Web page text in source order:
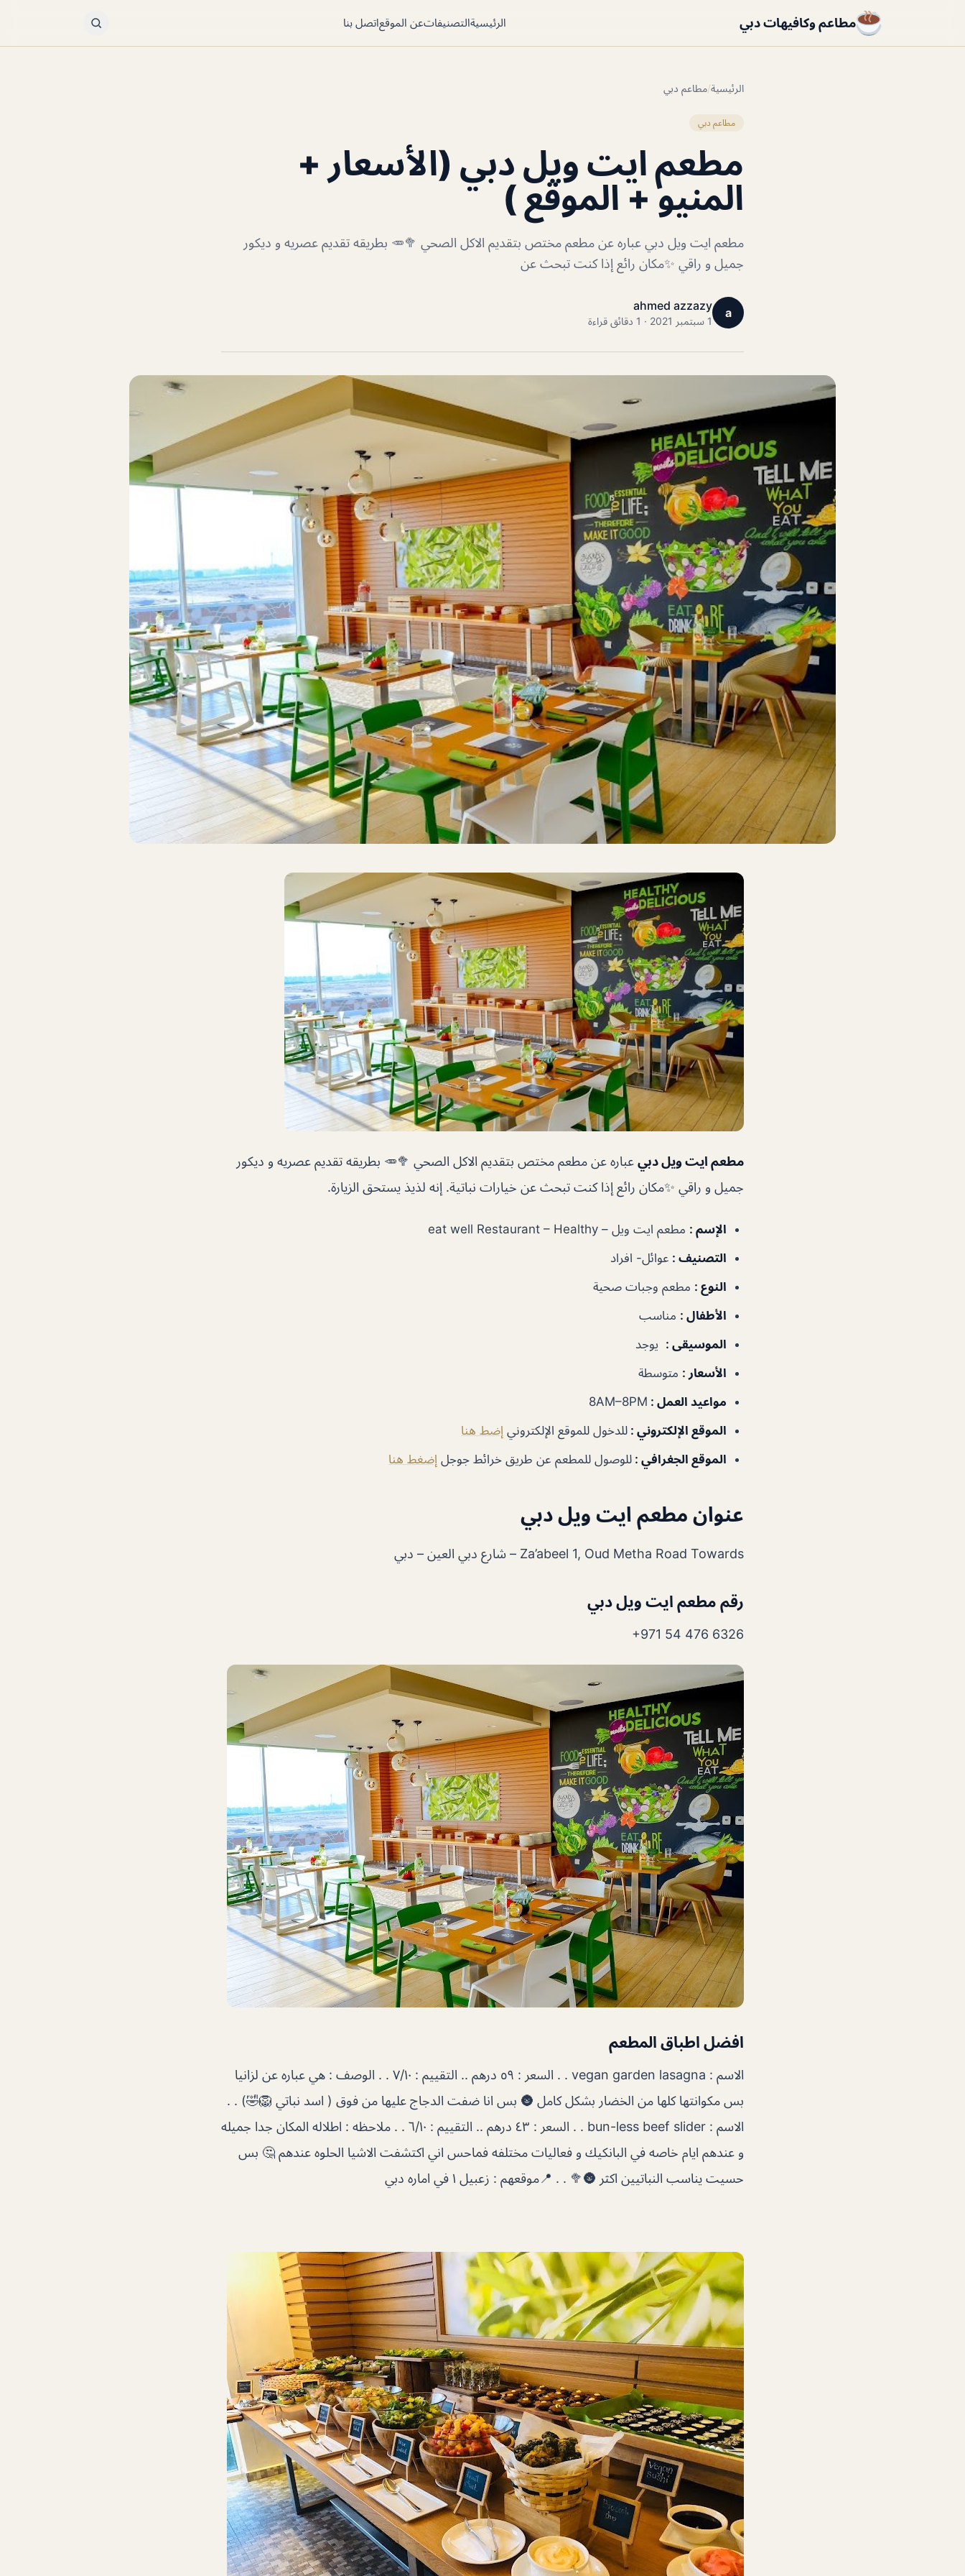
مطاعم وكافيهات دبي الرئيسيةالتصنيفاتعن الموقعاتصل بنا
الرئيسية/مطاعم دبي
مطاعم دبي
مطعم ايت ويل دبي (الأسعار +
المنيو + الموقع )
مطعم ايت ويل دبي عباره عن مطعم مختص بتقديم الاكل الصحي 🥦🥕 بطريقه تقديم عصريه و ديكور
جميل و راقي ✨مكان رائع إذا كنت تبحث عن
a
ahmed azzazy
1 سبتمبر 2021 · 1 دقائق قراءة
مطعم ايت ويل دبي عباره عن مطعم مختص بتقديم الاكل الصحي 🥦🥕 بطريقه تقديم عصريه و ديكور
جميل و راقي ✨مكان رائع إذا كنت تبحث عن خيارات نباتية. إنه لذيذ يستحق الزيارة.
الإسم : مطعم ايت ويل – eat well Restaurant – Healthy
التصنيف : عوائل- افراد
النوع : مطعم وجبات صحية
الأطفال : مناسب
الموسيقى : يوجد
الأسعار : متوسطة
مواعيد العمل : 8AM–8PM
الموقع الإلكتروني : للدخول للموقع الإلكتروني إضط هنا
الموقع الجغرافي : للوصول للمطعم عن طريق خرائط جوجل إضغط هنا
عنوان مطعم ايت ويل دبي
Za’abeel 1, Oud Metha Road Towards – شارع دبي العين – دبي
رقم مطعم ايت ويل دبي
افضل اطباق المطعم
الاسم : vegan garden lasagna . . السعر : ٥٩ درهم .. التقييم : ٧/١٠ . . الوصف : هي عباره عن لزانيا
بس مكوانتها كلها من الخضار بشكل كامل 🌚 بس انا ضفت الدجاج عليها من فوق ( اسد نباتي 🦁🤣) . .
الاسم : bun-less beef slider . . السعر : ٤٣ درهم .. التقييم : ٦/١٠ . . ملاحظه : اطلاله المكان جدا جميله
و عندهم ايام خاصه في البانكيك و فعاليات مختلفه فماحس اني اكتشفت الاشيا الحلوه عندهم 🤔 بس
حسيت يناسب النباتيين اكثر 🌚🥦 . . 📍موقعهم : زعبيل ١ في اماره دبي